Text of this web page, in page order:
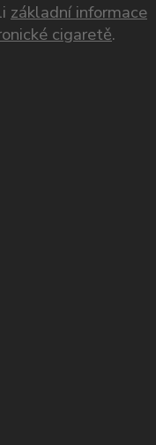
základní informace
cigaretě.